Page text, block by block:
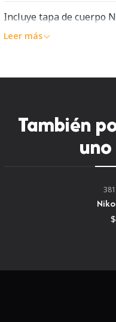
Incluye tapa de cuerpo
Leer más
También